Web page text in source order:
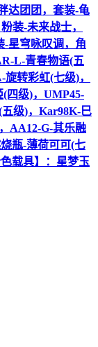
达团团，套装-龟
装-未来战士，
-星穹咏叹调，角
L-青春物语(五
转彩虹(七级)，
四级)，UMP45-
级)，Kar98K-巳
AA12-G-其乐融
瓶-薄荷可可(七
载具】：星梦玉